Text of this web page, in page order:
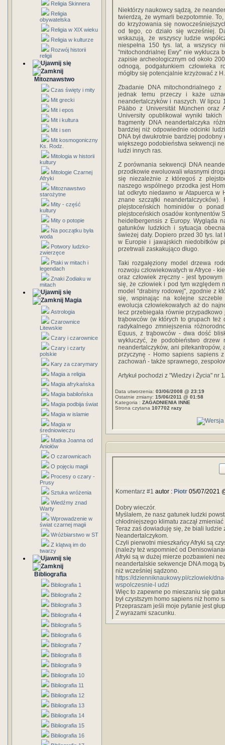
Religia Skinnera
Religia
obywatelska
Religia w XIX wieku
Religia w kulturze
Rozwój historii
religii
Mitoznawstwo
Czas święty i mity
Mit grecki
Mit i epos
Mit i kultura
Mit i sen
Mit kosmogoniczny
Ks. Rodz.
Mitologia w historii
kultury
Mitologie Czarnej
Afryki
Mitoznawstwo
starożytne
Mity - część
kultury
Mity o potopie
Na początku była
woda
Potwory ludzko-
zwierzęce
Ptaki w mitach i
legendach
Znaki Zodiaku w
mitach
Magia
Astrologia
Czarownice
Litewskie
Czary i czarownice
Czary i czarty
polskie
Kary za czarymary
Magia a religia
Magia afrykańska
Magia babilońska
Magia podbija świat
Magia w islamie
Magia w
średniowieczu
Matka Joanna od
Aniołów
O czarownicach
O pojęciu magii
Procesy o czary -
Prusy
Sztuka wróżenia
Wiedźmy znad
Warty
Wprowadzenie w
świat czarnej magii
Wróżbiarstwo w ST
Z klątwą im do
twarzy
Bibliografia
Bibliografia 1
Bibliografia 2
Bibliografia 3
Bibliografia 4
Bibliografia 5
Bibliografia 6
Bibliografia 7
Bibliografia 8
Bibliografia 9
Bibliografia 10
Bibliografia 11
Bibliografia 12
Bibliografia 13
Bibliografia 14
Bibliografia 15
Bibliografia 16
Niektórzy naukowcy sądzą, że
twierdzą, że wymarli bezpotomnie.
do krzyżowania się
od tego, co działo się wcześniej.
wskazują, że wszyscy ludzie
niespełna 150 tys. lat, a wszyscy
"mitochondrialnej Ewy" nie wyklucza
zapisie archeologicznym od około
odnogą, podgatunkiem człowieka
mógłby się potencjalnie krzyżować z
Zbadanie DNA mitochondrialnego
jednak temu przeczy i każe
neandertalczyków i naszych. W lipcu
Pääbo z Universität München oraz
University opublikował wyniki
fragmenty DNA neandertalczyka
bardziej niż odpowiednie odcinki
DNA był dwukrotnie bardziej
większego podobieństwa sekwencji
ludzi innych ras.
Z porównania sekwencji DNA
przodkowie ewoluowali własnymi
się niezależnie z któregoś z
naszego wspólnego przodka jest
lat odkryto niedawno w Atapuerca w
znane szczątki
plejstoceńskich hominidów o
plejstoceńskich osadów kontynentów
heidelbergensis z Europy. Wygląda
gatunków ludzkich i sytuacja
świeżej daty. Dopiero przed 30 tys. lat
w Europie i jawajskich niedobitków
przetrwali zaskakująco długo.
Taki rozgałęziony model drzewa
rozwoju człowiekowatych w Afryce -
oraz człowiek zręczny - jest
się, że człowiek i pod tym względem
model "drabiny rodowej", zgodnie z
się, wspinając na kolejne szczeble
ewolucja człowiekowatych aż do
lecz przebiegała równie
trąbowców (w których to grupach też
radykalnego zmniejszenia
Equus, z trąbowców - dwa dość
wykluczyć, że podobieństwo
neandertalczyków, ani
przyczynę - Homo sapiens sapiens
zachowań - także sprawnego,
Artykuł pochodzi z "Wiedzy i Życia" nr
Data utworzenia: 03/06/2008 @ 23:19
Ostatnie zmiany: 15/06/2011 @ 01:58
Kategoria : ZAGADNIENIA INNE
Strona czytana 107702 razy
Komentarz #1 autor : Piotr 05/07/2021
Dobry wieczór.
Myślałem, że nasz gatunek ludzki
chłodniejszego klimatu zaczął
Teraz zaś dowiaduję się, że biali ludzie
Neandertalczykom.
Czyli pierwotni mieszkańcy Afryki są
(należy też wspomnieć od
Afryki są w dużej mierze pozbawieni
neandertalskie sekwencje DNA mogą
niż wcześniej sądzono.
https://dzienniknaukowy.pl/czlowiek/
wspolczesnie-l udzi
Więc to zapewne po mieszaniu się
był czystszym homo sapiens niż homo
Przepraszam jeśli moje pytanie jest
Z wyrazami szacunku.